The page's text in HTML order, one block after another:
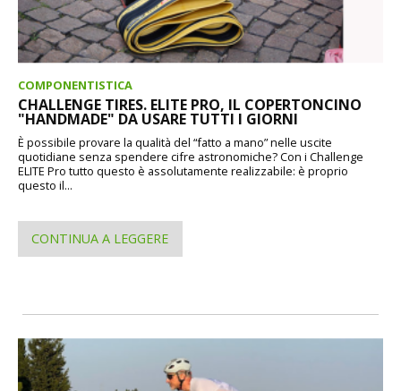
COMPONENTISTICA
CHALLENGE TIRES. ELITE PRO, IL COPERTONCINO
"HANDMADE" DA USARE TUTTI I GIORNI
È possibile provare la qualità del “fatto a mano” nelle uscite
quotidiane senza spendere cifre astronomiche? Con i Challenge
ELITE Pro tutto questo è assolutamente realizzabile: è proprio
questo il...
CONTINUA A LEGGERE